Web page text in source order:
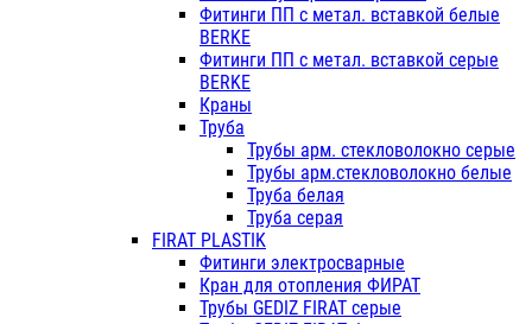
Фитинги ПП с метал. вставкой белые
BERKE
Фитинги ПП с метал. вставкой серые
BERKE
Краны
Труба
Трубы арм. стекловолокно серые
Трубы арм.стекловолокно белые
Труба белая
Труба серая
FIRAT PLASTIK
Фитинги электросварные
Кран для отопления ФИРАТ
Трубы GEDIZ FIRAT серые